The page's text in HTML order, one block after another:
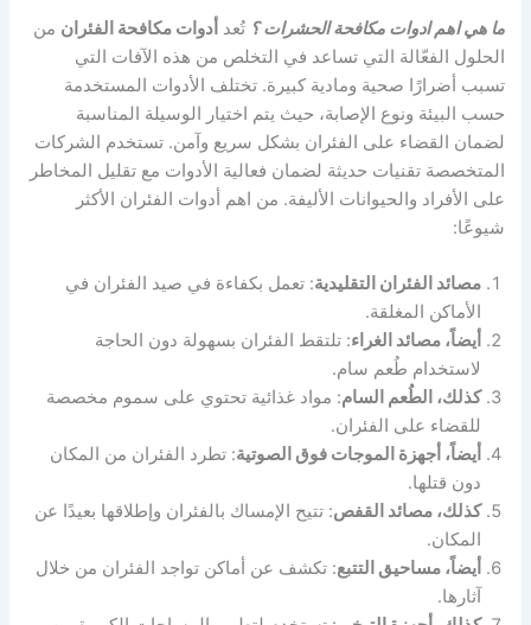
ما هي اهم ادوات مكافحة الحشرات ؟ تُعد أدوات مكافحة الفئران من
الحلول الفعّالة التي تساعد في التخلص من هذه الآفات التي
تسبب أضرارًا صحية ومادية كبيرة. تختلف الأدوات المستخدمة
حسب البيئة ونوع الإصابة، حيث يتم اختيار الوسيلة المناسبة
لضمان القضاء على الفئران بشكل سريع وآمن. تستخدم الشركات
المتخصصة تقنيات حديثة لضمان فعالية الأدوات مع تقليل المخاطر
على الأفراد والحيوانات الأليفة. من اهم أدوات الفئران الأكثر
شيوعًا:
مصائد الفئران التقليدية: تعمل بكفاءة في صيد الفئران في
الأماكن المغلقة.
أيضاً، مصائد الغراء: تلتقط الفئران بسهولة دون الحاجة
لاستخدام طُعم سام.
كذلك، الطُعم السام: مواد غذائية تحتوي على سموم مخصصة
للقضاء على الفئران.
أيضاً، أجهزة الموجات فوق الصوتية: تطرد الفئران من المكان
دون قتلها.
كذلك، مصائد القفص: تتيح الإمساك بالفئران وإطلاقها بعيدًا عن
المكان.
أيضاً، مساحيق التتبع: تكشف عن أماكن تواجد الفئران من خلال
آثارها.